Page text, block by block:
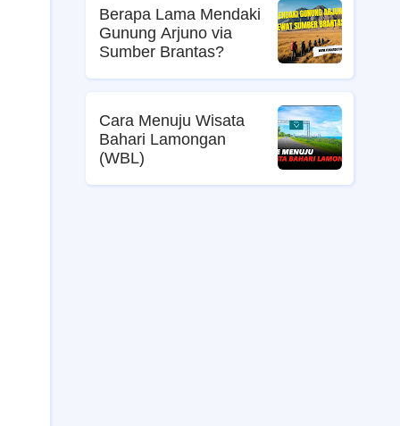
Berapa Lama Mendaki
Gunung Arjuno via
Sumber Brantas?
Cara Menuju Wisata
Bahari Lamongan
(WBL)